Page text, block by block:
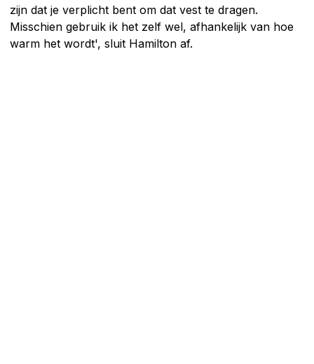
zijn dat je verplicht bent om dat vest te dragen.
Misschien gebruik ik het zelf wel, afhankelijk van hoe
warm het wordt', sluit Hamilton af.